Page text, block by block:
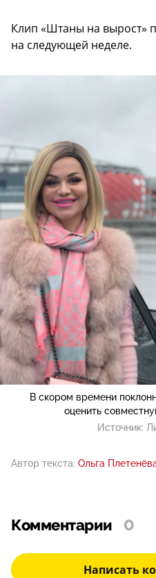
Клип «Штаны на вырост»
на следующей неделе.
В скором времени
оценить
Источник:
Автор текста: Ольга
Комментарии 0
Написать